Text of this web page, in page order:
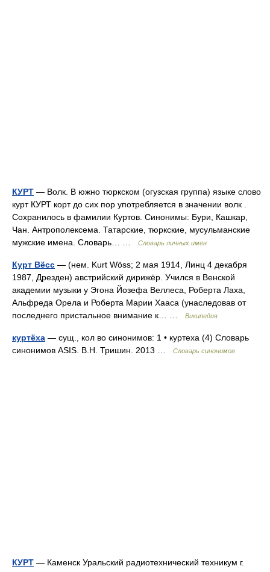
КУРТ — Волк. В южно тюркском (огузская группа) языке слово
курт КУРТ корт до сих пор употребляется в значении волк .
Сохранилось в фамилии Куртов. Синонимы: Бури, Кашкар,
Чан. Антрополексема. Татарские, тюркские, мусульманские
мужские имена. Словарь… …
Словарь личных имен
Курт Вёсс — (нем. Kurt Wöss; 2 мая 1914, Линц 4 декабря
1987, Дрезден) австрийский дирижёр. Учился в Венской
академии музыки у Эгона Йозефа Веллеса, Роберта Лаха,
Альфреда Орела и Роберта Марии Хааса (унаследовав от
последнего пристальное внимание к… …
Википедия
куртёха — сущ., кол во синонимов: 1 • куртеха (4) Словарь
синонимов ASIS. В.Н. Тришин. 2013 …
Словарь синонимов
КУРТ — Каменск Уральский радиотехнический техникум г.